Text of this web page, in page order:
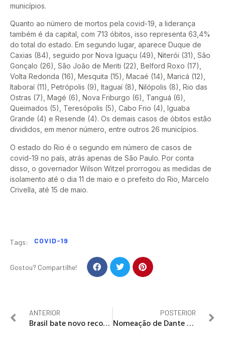
municípios.
Quanto ao número de mortos pela covid-19, a liderança
também é da capital, com 713 óbitos, isso representa 63,4%
do total do estado. Em segundo lugar, aparece Duque de
Caxias (84), seguido por Nova Iguaçu (49), Niterói (31), São
Gonçalo (26), São João de Meriti (22), Belford Roxo (17),
Volta Redonda (16), Mesquita (15), Macaé (14), Maricá (12),
Itaboraí (11), Petrópolis (9), Itaguaí (8), Nilópolis (8), Rio das
Ostras (7), Magé (6), Nova Friburgo (6), Tanguá (6),
Queimados (5), Teresópolis (5), Cabo Frio (4), Iguaba
Grande (4) e Resende (4). Os demais casos de óbitos estão
divididos, em menor número, entre outros 26 municípios.
O estado do Rio é o segundo em número de casos de
covid-19 no país, atrás apenas de São Paulo. Por conta
disso, o governador Wilson Witzel prorrogou as medidas de
isolamento até o dia 11 de maio e o prefeito do Rio, Marcelo
Crivella, até 15 de maio.
Tags: COVID-19
Gostou? Compartilhe!
ANTERIOR
Brasil bate novo recorde de 600 mortes em um dia
POSTERIOR
Nomeação de Dante Mantovani para a Funarte é revogada